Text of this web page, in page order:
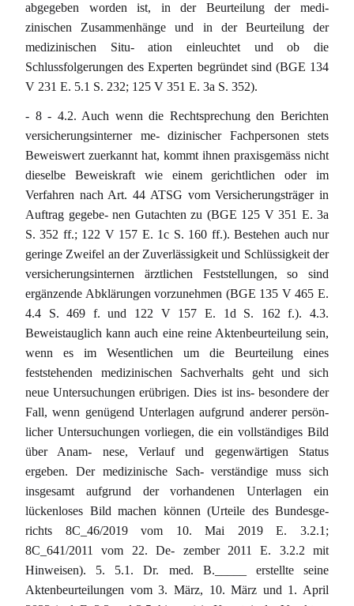
abgegeben worden ist, in der Beurteilung der medi-
zinischen Zusammenhänge und in der Beurteilung der
medizinischen Situ- ation einleuchtet und ob die
Schlussfolgerungen des Experten begründet sind (BGE 134
V 231 E. 5.1 S. 232; 125 V 351 E. 3a S. 352).
- 8 - 4.2. Auch wenn die Rechtsprechung den Berichten
versicherungsinterner me- dizinischer Fachpersonen stets
Beweiswert zuerkannt hat, kommt ihnen praxisgemäss nicht
dieselbe Beweiskraft wie einem gerichtlichen oder im
Verfahren nach Art. 44 ATSG vom Versicherungsträger in
Auftrag gegebe- nen Gutachten zu (BGE 125 V 351 E. 3a
S. 352 ff.; 122 V 157 E. 1c S. 160 ff.). Bestehen auch nur
geringe Zweifel an der Zuverlässigkeit und Schlüssigkeit der
versicherungsinternen ärztlichen Feststellungen, so sind
ergänzende Abklärungen vorzunehmen (BGE 135 V 465 E.
4.4 S. 469 f. und 122 V 157 E. 1d S. 162 f.). 4.3.
Beweistauglich kann auch eine reine Aktenbeurteilung sein,
wenn es im Wesentlichen um die Beurteilung eines
feststehenden medizinischen Sachverhalts geht und sich
neue Untersuchungen erübrigen. Dies ist ins- besondere der
Fall, wenn genügend Unterlagen aufgrund anderer persön-
licher Untersuchungen vorliegen, die ein vollständiges Bild
über Anam- nese, Verlauf und gegenwärtigen Status
ergeben. Der medizinische Sach- verständige muss sich
insgesamt aufgrund der vorhandenen Unterlagen ein
lückenloses Bild machen können (Urteile des Bundesge-
richts 8C_46/2019 vom 10. Mai 2019 E. 3.2.1;
8C_641/2011 vom 22. De- zember 2011 E. 3.2.2 mit
Hinweisen). 5. 5.1. Dr. med. B._____ erstellte seine
Aktenbeurteilungen vom 3. März, 10. März und 1. April